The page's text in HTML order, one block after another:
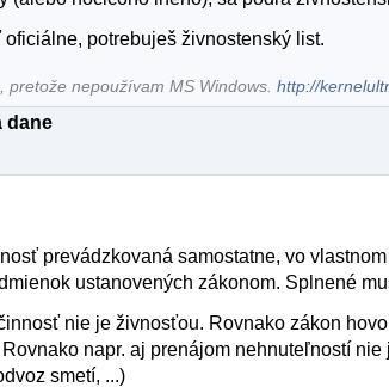
potrebuješ živnostenský list.
pretože nepoužívam MS Windows.http://
dane
prevádzkovaná samostatne, vo
ustanovených zákonom. Splnené
nie je živnosťou. Rovnako zákon
napr. aj prenájom nehnuteľností
smetí, ...)